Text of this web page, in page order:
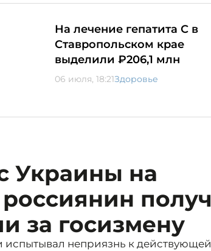
На лечение гепатита С в
Ставропольском крае
выделили ₽206,1 млн
06 июля, 18:21Здоровье
Украины на
за госизмену
неприязнь к действующей